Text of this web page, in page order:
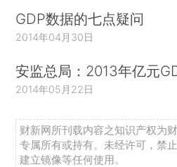
GDP数据的七点疑问
2014年04月30日
安监总局：2013年亿元
2014年05月22日
财新网所刊载内容之知识产权为
专属所有或持有。未经许可，禁
建立镜像等任何使用。